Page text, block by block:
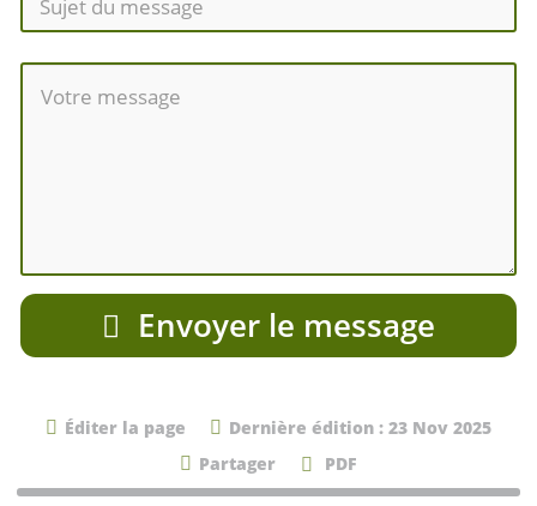
Envoyer le message
Éditer la page
Dernière édition : 23 Nov 2025
Partager
PDF